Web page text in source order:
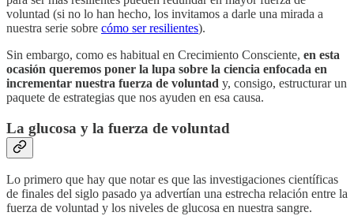
voluntad (si no lo han hecho, los invitamos a darle una mirada a
nuestra serie sobre cómo ser resilientes).
Sin embargo, como es habitual en Crecimiento Consciente, en esta
ocasión queremos poner la lupa sobre la ciencia enfocada en
incrementar nuestra fuerza de voluntad y, consigo, estructurar un
paquete de estrategias que nos ayuden en esa causa.
La glucosa y la fuerza de voluntad
Lo primero que hay que notar es que las investigaciones científicas
de finales del siglo pasado ya advertían una estrecha relación entre la
fuerza de voluntad y los niveles de glucosa en nuestra sangre.